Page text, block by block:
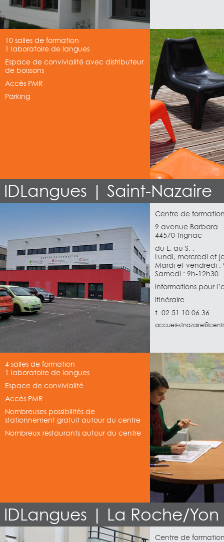
10 salles de formation
1 laboratoire de langues
Espace de convivialité avec distributeur
de boissons
Accès PMR
Parking
IDLangues | Saint-Nazaire
Centre de
9 avenue Barbara
44570 Trignac
du L. au S. :
Lundi, mercredi et
Mardi et vendredi :
Samedi : 9h-12h30
Informations pour
Itinéraire
t. 02 51 10 06 36
accueil-
4 salles de formation
1 laboratoire de langues
Espace de convivialité
Accès PMR
Nombreuses possibilités de
stationnement gratuit autour du centre
Nombreux restaurants autour du centre
IDLangues | La Roche/Yon
Centre de